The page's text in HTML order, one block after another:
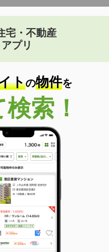
宅・不動産
アプリ
トの物件を
索！